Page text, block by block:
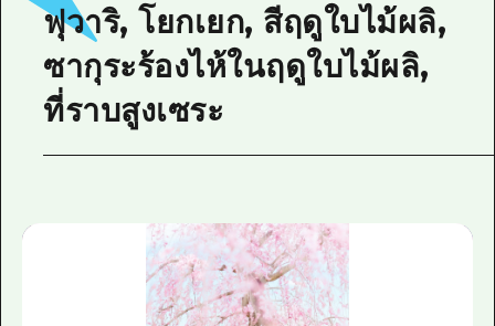
ฟุวาริ, โยกเยก, สีฤดูใบไม้ผลิ,
ซากุระร้องไห้ในฤดูใบไม้ผลิ,
ที่ราบสูงเซระ